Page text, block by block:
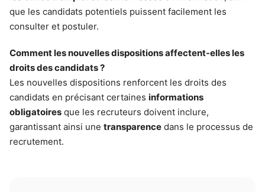
que les candidats potentiels puissent facilement les
consulter et postuler.
Comment les nouvelles dispositions affectent-elles les
droits des candidats ?
Les nouvelles dispositions renforcent les droits des
candidats en précisant certaines informations
obligatoires que les recruteurs doivent inclure,
garantissant ainsi une transparence dans le processus de
recrutement.